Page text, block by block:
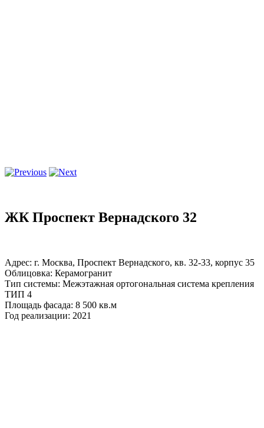
ЖК Проспект Вернадского 32
Адрес: г. Москва, Проспект Вернадского, кв. 32-33, корпус 35
Облицовка: Керамогранит
Тип системы: Межэтажная ортогональная система крепления
ТИП 4
Площадь фасада: 8 500 кв.м
Год реализации: 2021